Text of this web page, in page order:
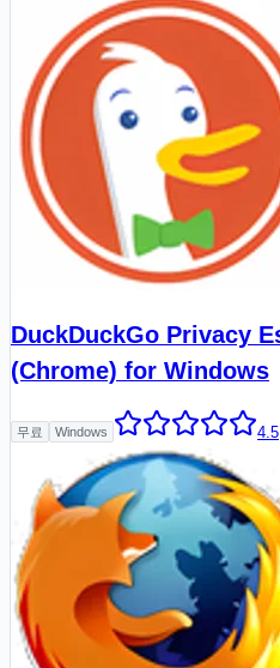
DuckDuckGo Privacy
(Chrome) for Windows
무료 Windows 4.5